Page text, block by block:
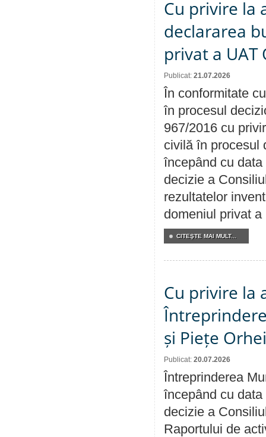
Cu privire la
declararea
privat a UAT
Publicat: 21.07.2026
În conformitate
în procesul
967/2016 cu
civilă în procesul
începând cu
decizie a
rezultatelor
domeniul privat a
CITEŞTE MAI MULT...
Cu privire la
și Piețe
Publicat: 20.07.2026
Întreprinderea
începând cu
decizie a
Raportului de